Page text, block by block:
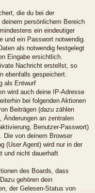
die du bei der
persönlichem Bereich
ein eindeutiger
und ein Passwort notwendig.
als notwendig festgelegt
Eingabe ersichtlich.
Nachricht erstellst, so
ebenfalls gespeichert.
als Entwurf
wird auch deine IP-Adresse
bei folgenden Aktionen
Beiträgen (dazu zählen
Änderungen an zentralen
Benutzer-Passwort)
Die von deinem Browser
(User Agent) wird nur in der
und nicht dauerhaft
des Boards, dass
gehören dein
der Gelesen-Status von